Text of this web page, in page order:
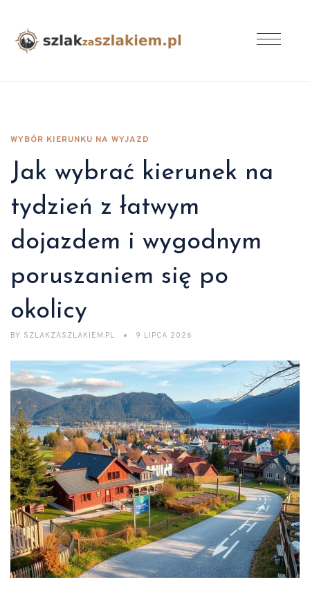
WYBÓR KIERUNKU NA WYJAZD
Jak wybrać kierunek na
tydzień z łatwym
dojazdem i wygodnym
poruszaniem się po
okolicy
BY SZLAKZASZLAKIEM.PL 9 LIPCA 2026